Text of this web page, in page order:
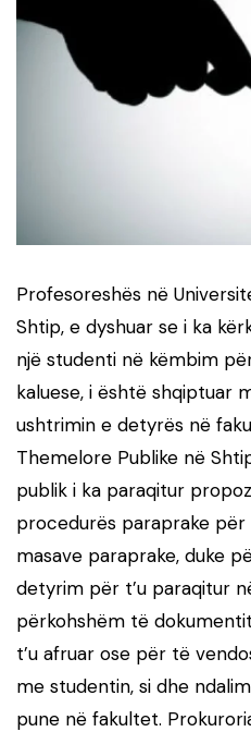
Profesoreshës në
Shtip, e dyshuar se i ka
një studenti në këmbim
kaluese, i është shqiptuar
ushtrimin e detyrës në
Themelore Publike në
publik i ka paraqitur
procedurës paraprake
masave paraprake, duke
detyrim për t’u paraqitur
përkohshëm të
t’u afruar ose për të
me studentin, si dhe
pune në fakultet.